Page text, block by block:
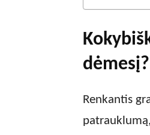
dėmesį?
Renkantis